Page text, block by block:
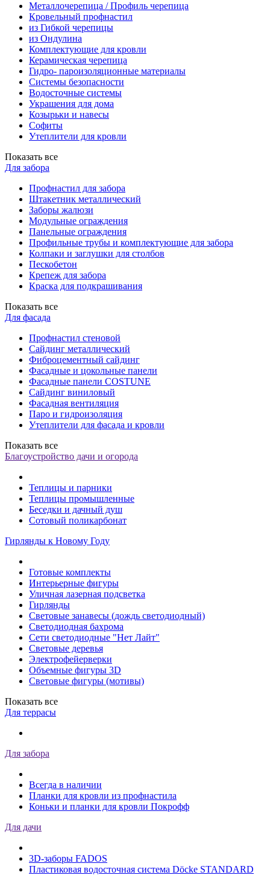
Металлочерепица / Профиль черепица
Кровельный профнастил
из Гибкой черепицы
из Ондулина
Комплектующие для кровли
Керамическая черепица
Гидро- пароизоляционные материалы
Системы безопасности
Водосточные системы
Украшения для дома
Козырьки и навесы
Софиты
Утеплители для кровли
Показать все
Для забора
Профнастил для забора
Штакетник металлический
Заборы жалюзи
Модульные ограждения
Панельные ограждения
Профильные трубы и комплектующие для забора
Колпаки и заглушки для столбов
Пескобетон
Крепеж для забора
Краска для подкрашивания
Показать все
Для фасада
Профнастил стеновой
Сайдинг металлический
Фиброцементный сайдинг
Фасадные и цокольные панели
Фасадные панели COSTUNE
Сайдинг виниловый
Фасадная вентиляция
Паро и гидроизоляция
Утеплители для фасада и кровли
Показать все
Благоустройство дачи и огорода
Теплицы и парники
Теплицы промышленные
Беседки и дачный душ
Сотовый поликарбонат
Гирлянды к Новому Году
Готовые комплекты
Интерьерные фигуры
Уличная лазерная подсветка
Гирлянды
Световые занавесы (дождь светодиодный)
Светодиодная бахрома
Сети светодиодные "Нет Лайт"
Световые деревья
Электрофейерверки
Объемные фигуры 3D
Световые фигуры (мотивы)
Показать все
Для террасы
Для забора
Всегда в наличии
Планки для кровли из профнастила
Коньки и планки для кровли Покрофф
Для дачи
3D-заборы FADOS
Пластиковая водосточная система Döcke STANDARD